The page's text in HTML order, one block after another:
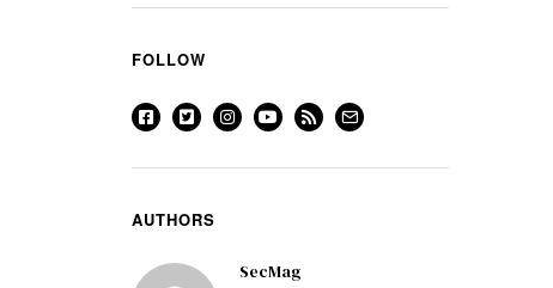
FOLLOW
AUTHORS
SecMag